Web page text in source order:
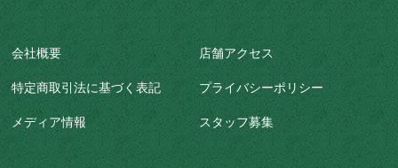
会社概要 店舗アクセス
特定商取引法に基づく表記 プライバシーポリシー
メディア情報 スタッフ募集